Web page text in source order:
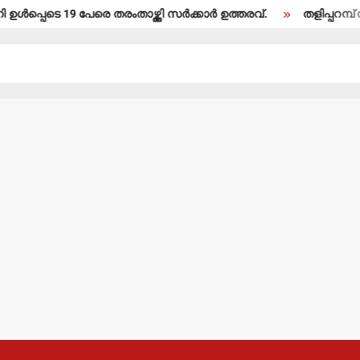
19 പേരെ തരംതാഴ്ത്തി സര്‍ക്കാര്‍ ഉത്തരവ്. തളിപ്പറമ്പ്